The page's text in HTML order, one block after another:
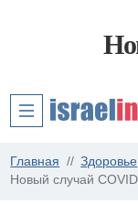
Главная
Здоровье
Новый случай